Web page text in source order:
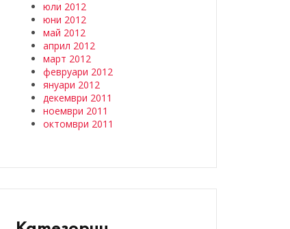
юли 2012
юни 2012
май 2012
април 2012
март 2012
февруари 2012
януари 2012
декември 2011
ноември 2011
октомври 2011